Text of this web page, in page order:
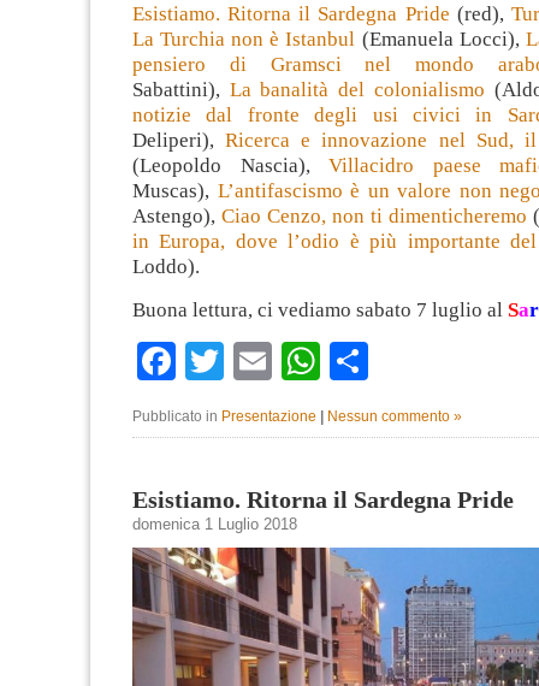
Esistiamo. Ritorna il Sardegna Pride (red),
La Turchia non è Istanbul (Emanuela Locci),
pensiero di Gramsci nel mondo
Sabattini), La banalità del colonialismo
notizie dal fronte degli usi civici in
Deliperi),Ricerca e innovazione nel Sud,
(Leopoldo Nascia),Villacidro paese
Muscas), L’antifascismo è un valore non
Astengo), Ciao Cenzo, non ti dimenticheremo
in Europa, dove l’odio è più importante
Loddo).
Buona lettura, ci vediamo sabato 7 luglio al Sar
Facebook
TwitterEmailWhatsApp
Pubblicato in Presentazione Nessun commento »
Esistiamo. Ritorna il Sardegna Pride
domenica 1 Luglio 2018